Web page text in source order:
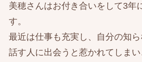
美穂さんはお付き合いをして3年
す。
最近は仕事も充実し、自分の知
話す人に出会うと惹かれてしま